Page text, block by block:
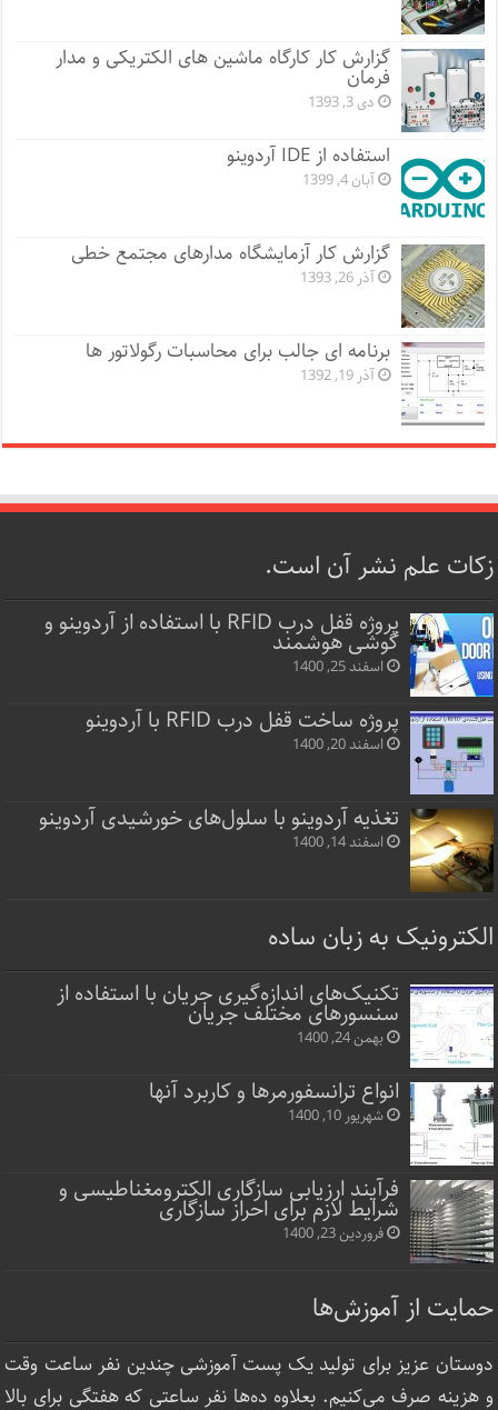
گزارش کار کارگاه ماشین های الکتریکی و مدار
فرمان
دی 3, 1393
استفاده از IDE آردوینو
آبان 4, 1399
گزارش کار آزمایشگاه مدارهای مجتمع خطی
آذر 26, 1393
برنامه ای جالب برای محاسبات رگولاتور ها
آذر 19, 1392
زکات علم نشر آن است.
پروژه قفل‌ درب RFID با استفاده از آردوینو و
گوشی هوشمند
اسفند 25, 1400
پروژه ساخت قفل‌ درب RFID با آردوینو
اسفند 20, 1400
تغذیه آردوینو با سلول‌های خورشیدی آردوینو
اسفند 14, 1400
الکترونیک به زبان ساده
تکنیک‌های اندازه‌گیری جریان با استفاده از
سنسورهای مختلف جریان
بهمن 24, 1400
انواع ترانسفورمرها و کاربرد آنها
شهریور 10, 1400
فرآیند ارزیابی سازگاری الکترومغناطیسی و
شرایط لازم برای احراز سازگاری
فروردین 23, 1400
حمایت از آموزش‌ها
دوستان عزیز برای تولید یک پست آموزشی چندین نفر ساعت‌ وقت
و هزینه صرف می‌کنیم. بعلاوه ده‌ها نفر ساعتی که هفتگی برای بالا